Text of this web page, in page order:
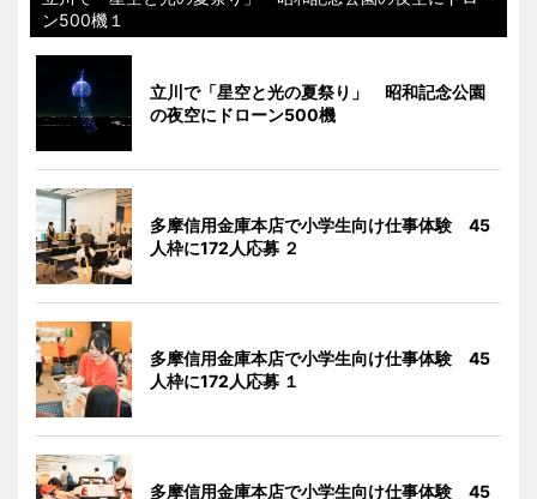
ン500機１
立川で「星空と光の夏祭り」 昭和記念公園
の夜空にドローン500機
多摩信用金庫本店で小学生向け仕事体験 45
人枠に172人応募 ２
多摩信用金庫本店で小学生向け仕事体験 45
人枠に172人応募 １
多摩信用金庫本店で小学生向け仕事体験 45